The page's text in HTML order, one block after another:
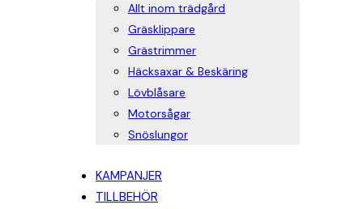
Allt inom trädgård
Gräsklippare
Grästrimmer
Häcksaxar & Beskäring
Lövblåsare
Motorsågar
Snöslungor
KAMPANJER
TILLBEHÖR